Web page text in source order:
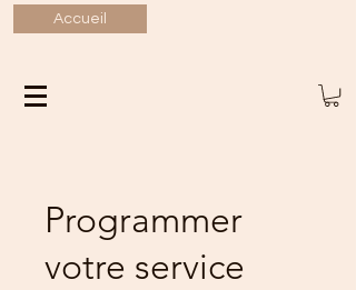
Accueil
Programmer
votre service